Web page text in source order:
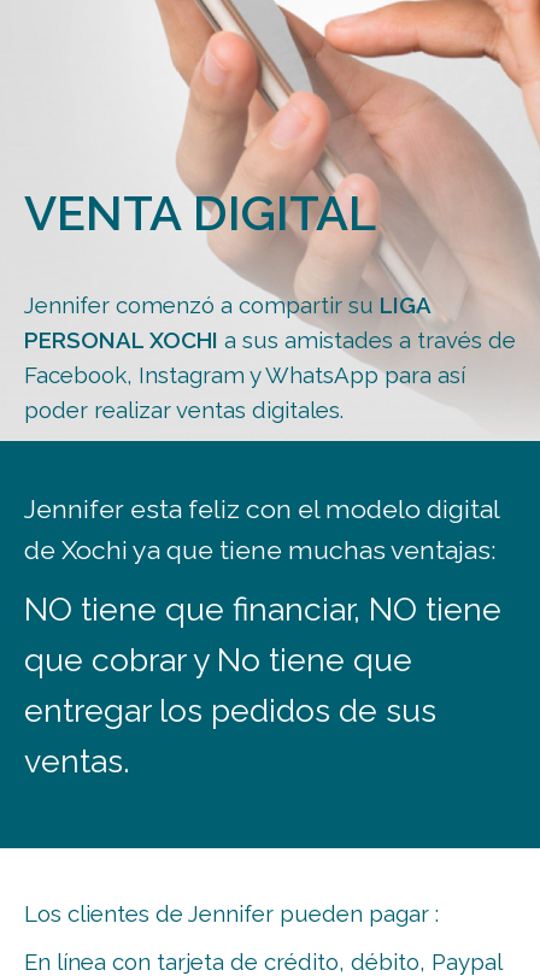
VENTA DIGITAL
Jennifer comenzó a compartir su LIGA
PERSONAL XOCHI a sus amistades a través de
Facebook, Instagram y WhatsApp para así
poder realizar ventas digitales.
Jennifer esta feliz con el modelo digital
de Xochi ya que tiene muchas ventajas:
NO tiene que financiar, NO tiene
que cobrar y No tiene que
entregar los pedidos de sus
ventas.
Los clientes de Jennifer pueden pagar :
En línea con tarjeta de crédito, débito, Paypal